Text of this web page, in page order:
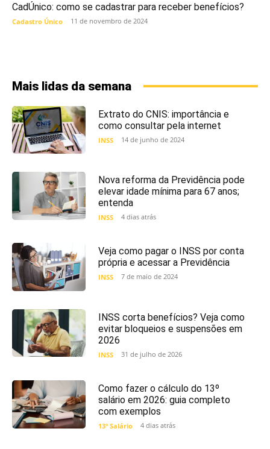
CadÚnico: como se cadastrar para receber benefícios?
Cadastro Único 11 de novembro de 2024
Mais lidas da semana
Extrato do CNIS: importância e
como consultar pela internet
INSS 14 de junho de 2024
Nova reforma da Previdência pode
elevar idade mínima para 67 anos;
entenda
INSS 4 dias atrás
Veja como pagar o INSS por conta
própria e acessar a Previdência
INSS 7 de maio de 2024
INSS corta benefícios? Veja como
evitar bloqueios e suspensões em
2026
INSS 31 de julho de 2026
Como fazer o cálculo do 13º
salário em 2026: guia completo
com exemplos
13º Salário 4 dias atrás